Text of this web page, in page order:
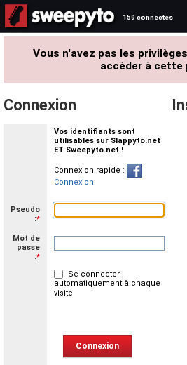
159 connectés
Vous n'avez pas les
accéder à cette
Connexion
Vos identifiants sont
utilisables sur Slappyto.net
ET Sweepyto.net !
Connexion rapide :
Connexion
Pseudo
:*
Mot de
passe
:*
Se connecter
automatiquement à chaque
visite